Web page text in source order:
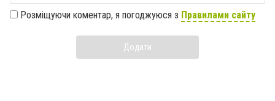
Розміщуючи коментар, я погоджуюся з Правилами сайту
Додати